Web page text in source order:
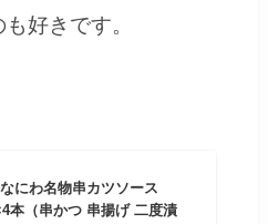
好きです。
にわ名物串カツソース
本（串かつ 串揚げ 二度漬